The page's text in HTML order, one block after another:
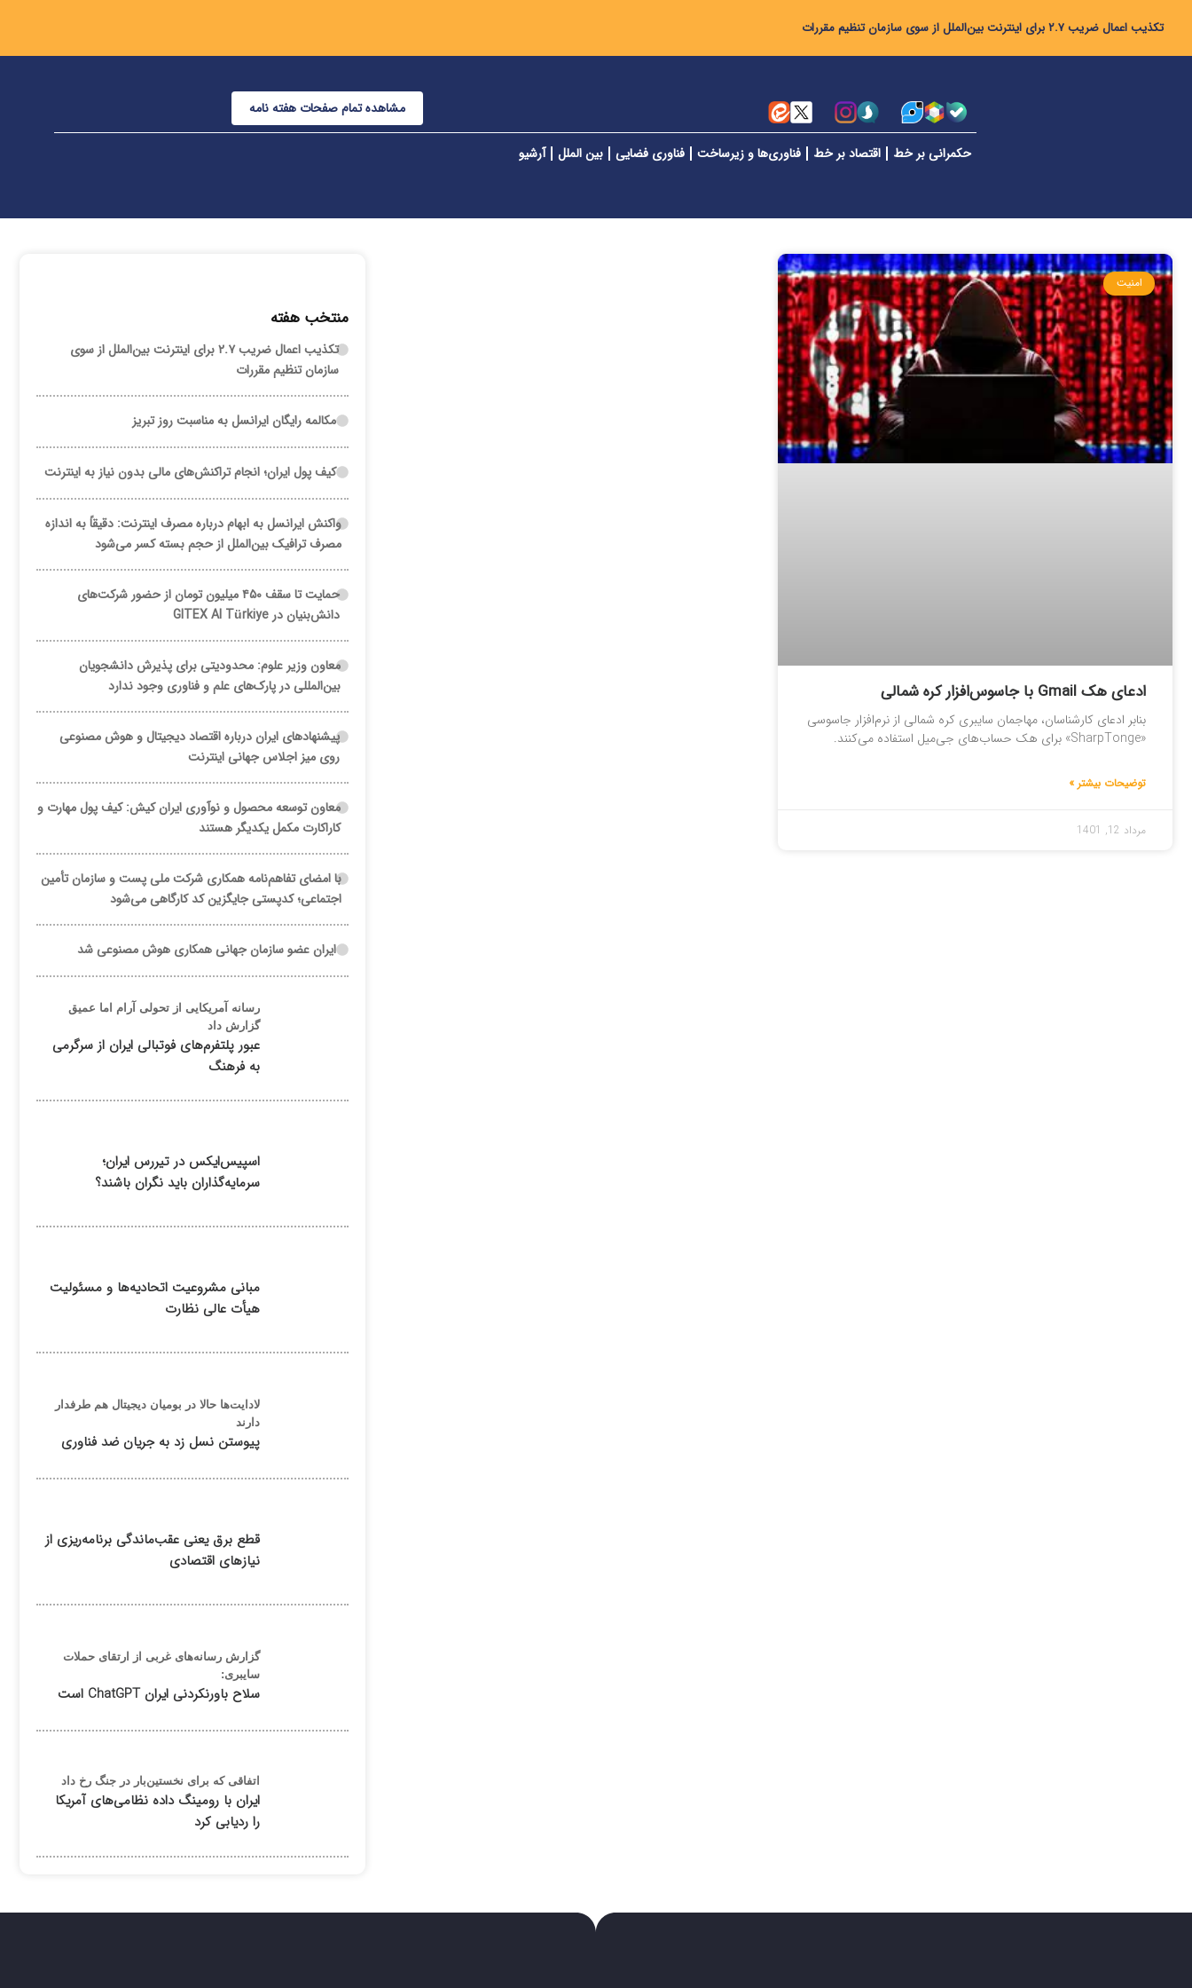
تکذیب اعمال ضریب ۲.۷ برای اینترنت بین‌الملل از سوی سازمان تنظیم مقررات
مشاهده تمام صفحات هفته نامه
حکمرانی بر خط اقتصاد بر خط فناوری‌ها و زیرساخت فناوری فضایی بین الملل آرشیو
امنیت
ادعای هک Gmail با جاسوس‌افزار کره شمالی
بنابر ادعای کارشناسان، مهاجمان سایبری کره شمالی از نرم‌افزار جاسوسی
«SharpTonge» برای هک حساب‌های جی‌میل استفاده می‌کنند.
توضیحات بیشتر »
مرداد 12, 1401
منتخب هفته
تکذیب اعمال ضریب ۲.۷ برای اینترنت بین‌الملل از سوی
سازمان تنظیم مقررات
مکالمه رایگان ایرانسل به مناسبت روز تبریز
کیف پول ایران؛ انجام تراکنش‌های مالی بدون نیاز به اینترنت
واکنش ایرانسل به ابهام درباره مصرف اینترنت: دقیقاً به اندازه
مصرف ترافیک بین‌الملل از حجم بسته کسر می‌شود
حمایت تا سقف ۴۵۰ میلیون تومان از حضور شرکت‌های
دانش‌بنیان در GITEX AI Türkiye
معاون وزیر علوم: محدودیتی برای پذیرش دانشجویان
بین‌المللی در پارک‌های علم و فناوری وجود ندارد
پیشنهادهای ایران درباره اقتصاد دیجیتال و هوش مصنوعی
روی میز اجلاس جهانی اینترنت
معاون توسعه محصول و نوآوری ایران کیش: کیف پول مهارت و
کاراکارت مکمل یکدیگر هستند
با امضای تفاهم‌نامه همکاری شرکت ملی پست و سازمان تأمین
اجتماعی؛ کدپستی جایگزین کد کارگاهی می‌شود
ایران عضو سازمان جهانی همکاری هوش مصنوعی شد
رسانه آمریکایی از تحولی آرام اما عمیق
گزارش داد
عبور پلتفرم‌های فوتبالی ایران از سرگرمی
به فرهنگ
اسپیس‌ایکس در تیررس ایران؛
سرمایه‌گذاران باید نگران باشند؟
مبانی مشروعیت اتحادیه‌ها و مسئولیت
هیأت عالی نظارت
لادایت‌ها حالا در بومیان دیجیتال هم طرفدار
دارند
پیوستن نسل زد به جریان ضد فناوری
قطع برق یعنی عقب‌ماندگی برنامه‌ریزی از
نیازهای اقتصادی
گزارش رسانه‌های غربی از ارتقای حملات
سایبری:
سلاح باورنکردنی ایران ChatGPT است
اتفاقی که برای نخستین‌بار در جنگ رخ داد
ایران با رومینگ داده نظامی‌های آمریکا
را ردیابی کرد